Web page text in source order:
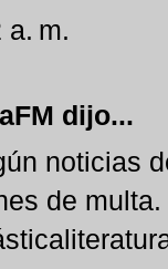
a. m.
dijo...
noticias
de multa.